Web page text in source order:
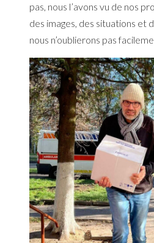
pas, nous l’avons vu de nos
des images, des situations et
nous n’oublierons pas